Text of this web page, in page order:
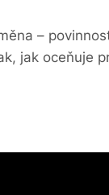
–
jak oceňuje